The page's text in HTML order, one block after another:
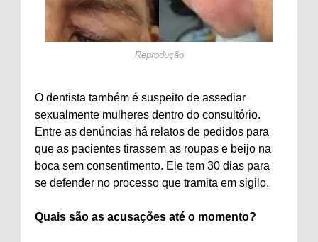
Reprodução
O dentista também é suspeito de assediar
sexualmente mulheres dentro do consultório.
Entre as denúncias há relatos de pedidos para
que as pacientes tirassem as roupas e beijo na
boca sem consentimento. Ele tem 30 dias para
se defender no processo que tramita em sigilo.
Quais são as acusações até o momento?